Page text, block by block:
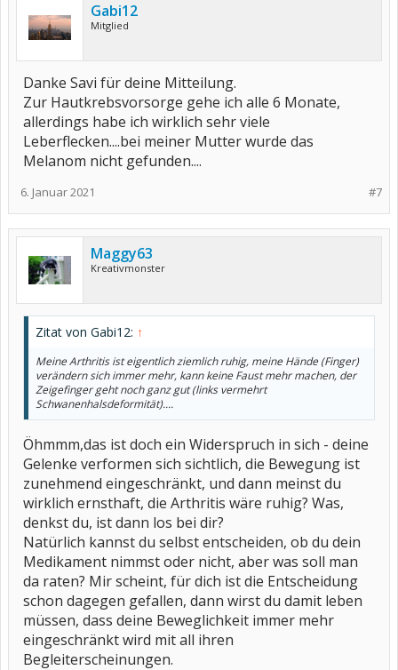
Gabi12
Mitglied
Danke Savi für deine Mitteilung.
Zur Hautkrebsvorsorge gehe ich alle 6 Monate,
allerdings habe ich wirklich sehr viele
Leberflecken....bei meiner Mutter wurde das
Melanom nicht gefunden....
#7
6. Januar 2021
Maggy63
Kreativmonster
Zitat von Gabi12: ↑
Meine Arthritis ist eigentlich ziemlich ruhig, meine Hände (Finger)
verändern sich immer mehr, kann keine Faust mehr machen, der
Zeigefinger geht noch ganz gut (links vermehrt
Schwanenhalsdeformität)....
Öhmmm,das ist doch ein Widerspruch in sich - deine
Gelenke verformen sich sichtlich, die Bewegung ist
zunehmend eingeschränkt, und dann meinst du
wirklich ernsthaft, die Arthritis wäre ruhig? Was,
denkst du, ist dann los bei dir?
Natürlich kannst du selbst entscheiden, ob du dein
Medikament nimmst oder nicht, aber was soll man
da raten? Mir scheint, für dich ist die Entscheidung
schon dagegen gefallen, dann wirst du damit leben
müssen, dass deine Beweglichkeit immer mehr
eingeschränkt wird mit all ihren
Begleiterscheinungen.